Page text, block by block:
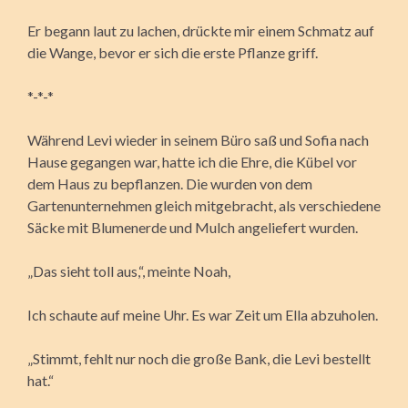
Er begann laut zu lachen, drückte mir einem Schmatz auf
die Wange, bevor er sich die erste Pflanze griff.
*-*-*
Während Levi wieder in seinem Büro saß und Sofia nach
Hause gegangen war, hatte ich die Ehre, die Kübel vor
dem Haus zu bepflanzen. Die wurden von dem
Gartenunternehmen gleich mitgebracht, als verschiedene
Säcke mit Blumenerde und Mulch angeliefert wurden.
„Das sieht toll aus,“, meinte Noah,
Ich schaute auf meine Uhr. Es war Zeit um Ella abzuholen.
„Stimmt, fehlt nur noch die große Bank, die Levi bestellt
hat.“